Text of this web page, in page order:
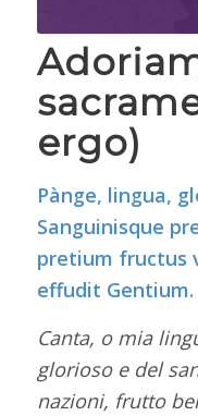
ergo)
Pànge, lingua,
Sanguinisque
pretium fructus
effudit Gentium.
Canta, o mia
glorioso e del
nazioni, frutto